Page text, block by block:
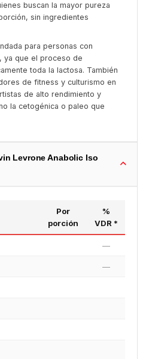
buscan la mayor pureza
sin ingredientes
para personas con
, ya que el proceso de
toda la lactosa. También
de fitness y culturismo en
de alto rendimiento y
la cetogénica o paleo que
Levrone Anabolic Iso
Por
porción
%
VDR *
—
—